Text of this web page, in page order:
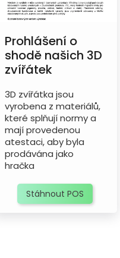
Prohlášení o
shodě našich 3D
zvířátek
3D zvířátka jsou
vyrobena z materiálů,
které splňují normy a
mají provedenou
atestaci, aby byla
prodávána jako
hračka
Stáhnout POS